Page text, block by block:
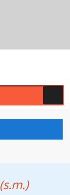
(s.m.)